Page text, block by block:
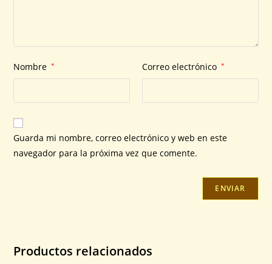
Nombre * Correo electrónico *
Guarda mi nombre, correo electrónico y web en este
navegador para la próxima vez que comente.
Productos relacionados